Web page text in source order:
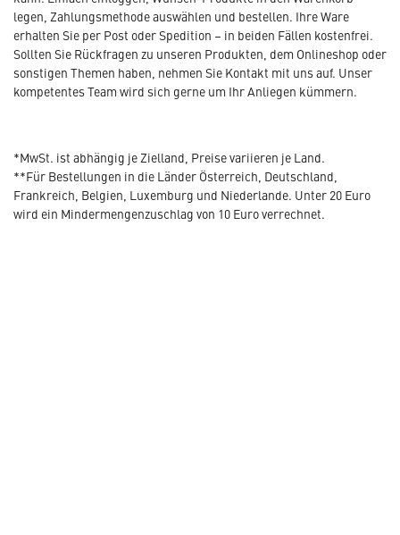
legen, Zahlungsmethode auswählen und bestellen. Ihre Ware
erhalten Sie per Post oder Spedition – in beiden Fällen kostenfrei.
Sollten Sie Rückfragen zu unseren Produkten, dem Onlineshop oder
sonstigen Themen haben, nehmen Sie Kontakt mit uns auf. Unser
kompetentes Team wird sich gerne um Ihr Anliegen kümmern.
*MwSt. ist abhängig je Zielland, Preise variieren je Land.
**Für Bestellungen in die Länder Österreich, Deutschland,
Frankreich, Belgien, Luxemburg und Niederlande. Unter 20 Euro
wird ein Mindermengenzuschlag von 10 Euro verrechnet.